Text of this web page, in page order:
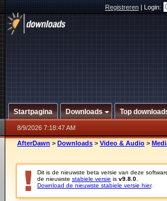
Registreren|Login:
Startpagina Downloads Top
8/9/2026 7:18:47 AM
AfterDawn > Downloads > Video & Audio >
Dit is de nieuwste beta versie van deze
de nieuwste stabiele versie is v9.8.0
Download de nieuwste stabiele versie hier.